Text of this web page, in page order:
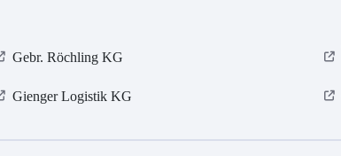
Gebr. Röchling KG
Gienger Logistik KG